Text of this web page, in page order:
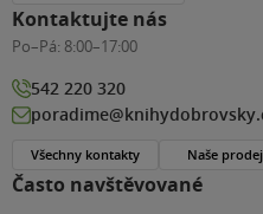
Často navštěvované
Kontaktujte nás
Po–Pá: 8:00–17:00
542 220 320
Všechny kontakty Naše